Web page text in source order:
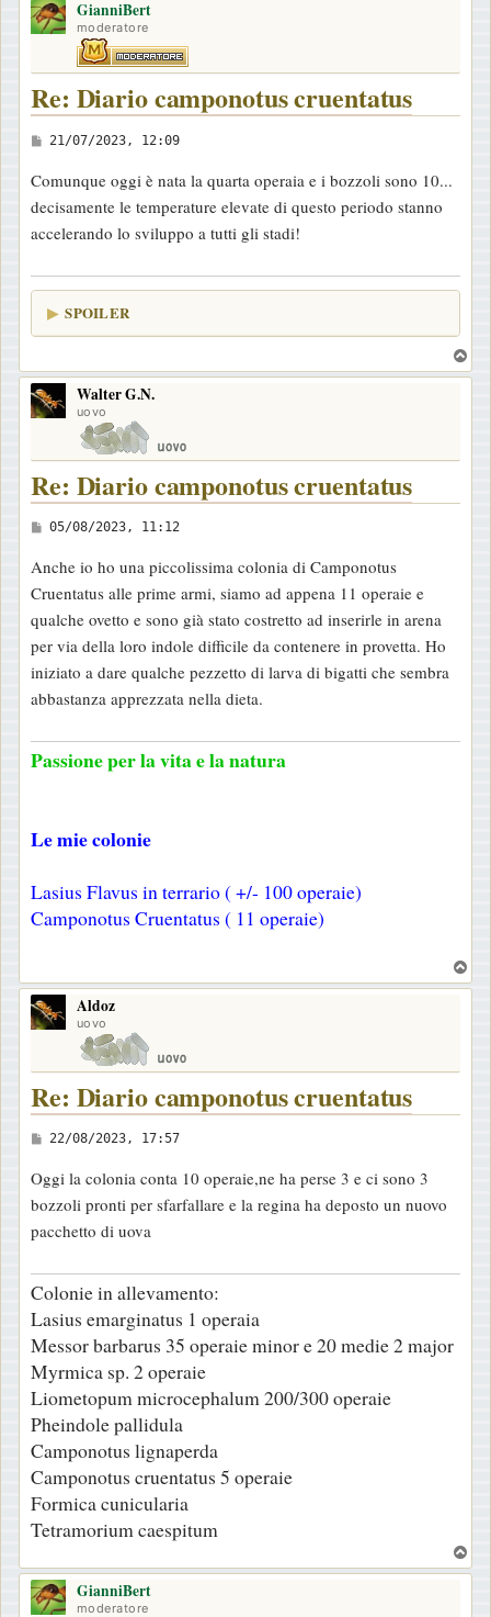
GianniBert
moderatore
Re: Diario camponotus cruentatus
M
s
s
a
g
i
21/07/2023, 12:09
Comunque oggi è nata la quarta operaia e i bozzoli sono 10...
decisamente le temperature elevate di questo periodo stanno
accelerando lo sviluppo a tutti gli stadi!
SPOILER
o
Walter G.N.
uovo
Re: Diario camponotus cruentatus
M
s
s
a
g
g
i
05/08/2023, 11:12
Anche io ho una piccolissima colonia di Camponotus
Cruentatus alle prime armi, siamo ad appena 11 operaie e
qualche ovetto e sono già stato costretto ad inserirle in arena
per via della loro indole difficile da contenere in provetta. Ho
iniziato a dare qualche pezzetto di larva di bigatti che sembra
abbastanza apprezzata nella dieta.
Passione per la vita e la natura
Le mie colonie
Lasius Flavus in terrario ( +/- 100 operaie)
Camponotus Cruentatus ( 11 operaie)
o
Aldoz
uovo
Re: Diario camponotus cruentatus
M
s
s
a
g
i
o
22/08/2023, 17:57
Oggi la colonia conta 10 operaie,ne ha perse 3 e ci sono 3
bozzoli pronti per sfarfallare e la regina ha deposto un nuovo
pacchetto di uova
Colonie in allevamento:
Lasius emarginatus 1 operaia
Messor barbarus 35 operaie minor e 20 medie 2 major
Myrmica sp. 2 operaie
Liometopum microcephalum 200/300 operaie
Pheindole pallidula
Camponotus lignaperda
Camponotus cruentatus 5 operaie
Formica cunicularia
Tetramorium caespitum
o
GianniBert
moderatore